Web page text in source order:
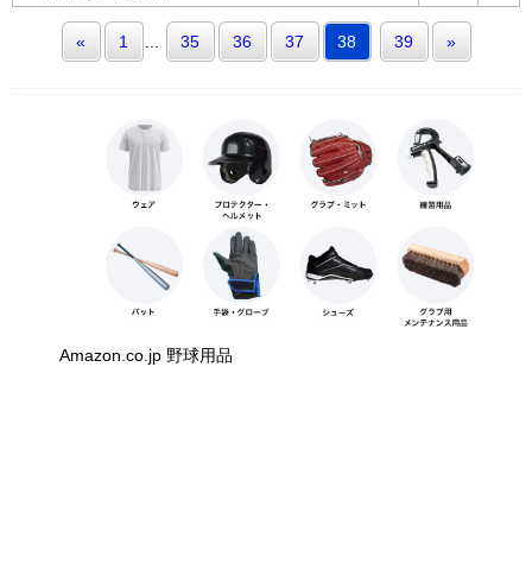
« 1 ... 35 36 37 38 39 »
Amazon.co.jp 野球用品